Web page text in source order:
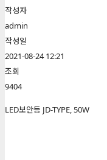
작성자
admin
작성일
2021-08-24 12:21
조회
9404
LED보안등 JD-TYPE, 50W